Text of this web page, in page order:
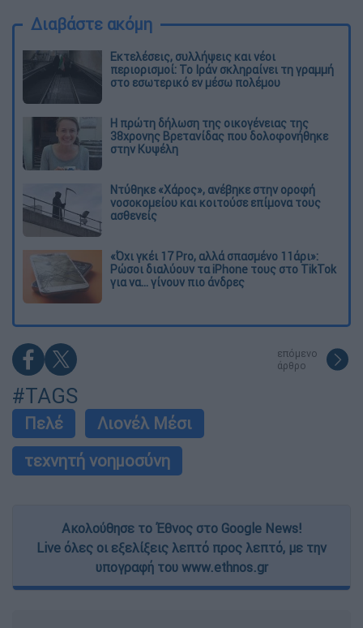
Διαβάστε ακόμη
Εκτελέσεις, συλλήψεις και νέοι
περιορισμοί: Το Ιράν σκληραίνει τη γραμμή
στο εσωτερικό εν μέσω πολέμου
Η πρώτη δήλωση της οικογένειας της
38χρονης Βρετανίδας που δολοφονήθηκε
στην Κυψέλη
Ντύθηκε «Χάρος», ανέβηκε στην οροφή
νοσοκομείου και κοιτούσε επίμονα τους
ασθενείς
«Όχι γκέι 17 Pro, αλλά σπασμένο 11άρι»:
Ρώσοι διαλύουν τα iPhone τους στο TikTok
για να... γίνουν πιο άνδρες
επόμενο
άρθρο
#TAGS
Πελέ
Λιονέλ Μέσι
τεχνητή νοημοσύνη
Ακολούθησε το Έθνος στο Google News!
Live όλες οι εξελίξεις λεπτό προς λεπτό, με την
υπογραφή του www.ethnos.gr